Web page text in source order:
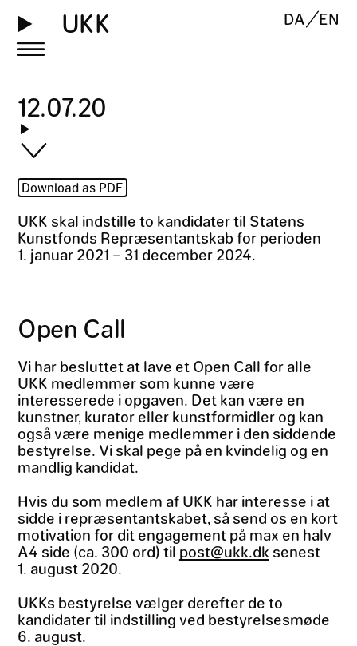
UKK DA EN
12.07.20
Download as PDF
UKK skal indstille to kandidater til Statens
Kunstfonds Repræsentantskab for perioden
1. januar 2021 – 31 december 2024.
Open Call
Vi har besluttet at lave et Open Call for alle
UKK medlemmer som kunne være
interesserede i opgaven. Det kan være en
kunstner, kurator eller kunstformidler og kan
også være menige medlemmer i den siddende
bestyrelse. Vi skal pege på en kvindelig og en
mandlig kandidat.
Hvis du som medlem af UKK har interesse i at
sidde i repræsentantskabet, så send os en kort
motivation for dit engagement på max en halv
A4 side (ca. 300 ord) til post@ukk.dk senest
1. august 2020.
UKKs bestyrelse vælger derefter de to
kandidater til indstilling ved bestyrelsesmøde
6. august.